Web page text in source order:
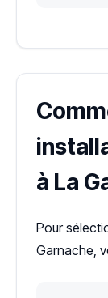
à La
Pour
Garnache,